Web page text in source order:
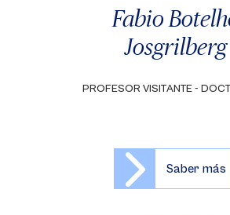
Fabio
Josgrilberg
PROFESOR VISITANTE -
Saber más